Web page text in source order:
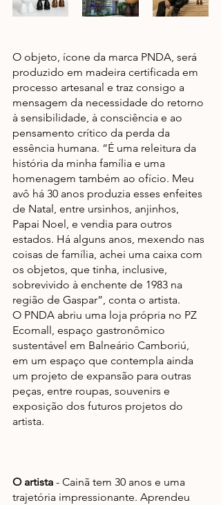
O objeto, ícone da marca PNDA, será
produzido em madeira certificada em
processo artesanal e traz consigo a
mensagem da necessidade do retorno
à sensibilidade, à consciência e ao
pensamento crítico da perda da
essência humana. “É uma releitura da
história da minha família e uma
homenagem também ao ofício. Meu
avô há 30 anos produzia esses enfeites
de Natal, entre ursinhos, anjinhos,
Papai Noel, e vendia para outros
estados. Há alguns anos, mexendo nas
coisas de família, achei uma caixa com
os objetos, que tinha, inclusive,
sobrevivido à enchente de 1983 na
região de Gaspar”, conta o artista.
O PNDA abriu uma loja própria no PZ
Ecomall, espaço gastronômico
sustentável em Balneário Camboriú,
em um espaço que contempla ainda
um projeto de expansão para outras
peças, entre roupas, souvenirs e
exposição dos futuros projetos do
artista.
O artista - Cainã tem 30 anos e uma
trajetória impressionante. Aprendeu